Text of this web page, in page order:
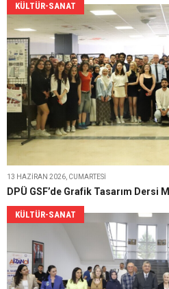
KÜLTÜR-SANAT
13 HAZIRAN 2026, CUMARTESI
DPÜ GSF’de Grafik Tasarım Dersi
KÜLTÜR-SANAT